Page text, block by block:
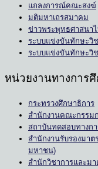
แถลงการณ์คณะสงฆ์
มติมหาเถรสมาคม
ข่าวพระพุทธศาสนา
ระบบแข่งขันทักษะวิ
ระบบแข่งขันทักษะวิ
หน่วยงานทางการ
กระทรวงศึกษาธิการ
สำนักงานคณะกรรม
สถาบันทดสอบทางก
สำนักงานรับรองมา
มหาชน)
สำนักวิชาการและม